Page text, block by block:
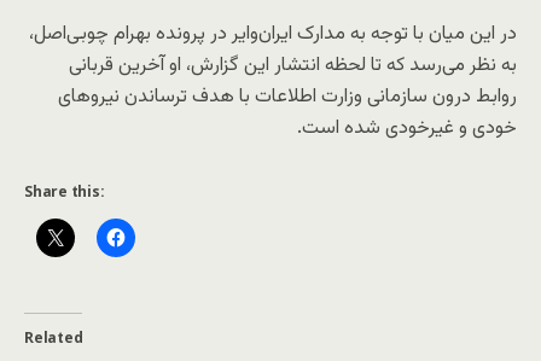
در این میان با توجه به مدارک ایران‌وایر در پرونده بهرام چوبی‌اصل،
به نظر می‌رسد که تا لحظه انتشار این گزارش، او آخرین قربانی
روابط درون سازمانی وزارت اطلاعات با هدف ترساندن نیروهای
خودی و غیرخودی شده است.
Share this:
Related